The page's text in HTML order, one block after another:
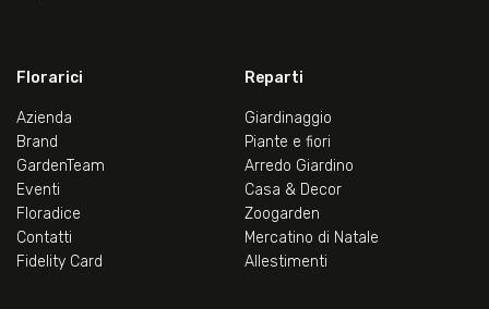
Florarici
Azienda
Brand
GardenTeam
Eventi
Floradice
Contatti
Fidelity Card
Reparti
Giardinaggio
Piante e fiori
Arredo Giardino
Casa & Decor
Zoogarden
Mercatino di Natale
Allestimenti